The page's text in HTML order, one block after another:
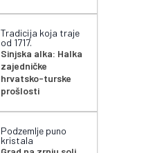
Tradicija koja traje
od 1717.
Sinjska alka: Halka
zajedničke
hrvatsko-turske
prošlosti
Podzemlje puno
kristala